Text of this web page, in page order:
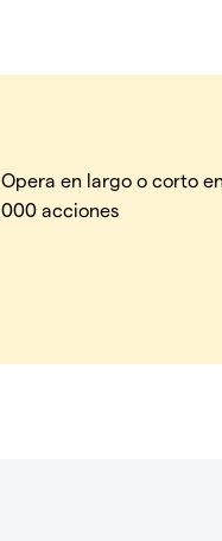
Opera en largo o corto
000 acciones